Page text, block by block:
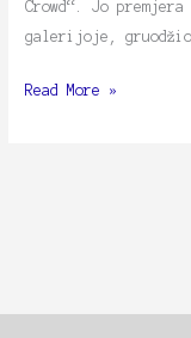
Crowd“. Jo
galerijoje,
Read More »